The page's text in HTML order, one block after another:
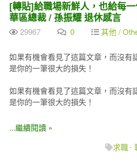
[轉貼]給職場新鮮人，也給每
華區總裁 / 孫振耀 退休感言
29967 0 其他 /
如果有機會看見了這篇文章，而沒有
是你的一筆很大的損失！
如果有機會看見了這篇文章，而沒有
是你的一筆很大的損失！
...繼續閱讀 »
求職